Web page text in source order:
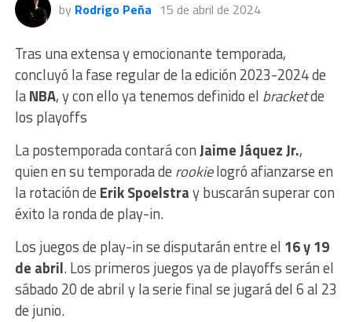
by Rodrigo Peña 15 de abril de 2024
Tras una extensa y emocionante temporada,
concluyó la fase regular de la edición 2023-2024 de
laNBA, y con ello ya tenemos definido el bracketde
los playoffs
La postemporada contará conJaime Jáquez Jr.,
quien en su temporada de rookielogró afianzarse en
la rotación de Erik Spoelstray buscarán superar con
éxito la ronda de play-in.
Los juegos de play-in se disputarán entre el 16 y 19
de abril. Los primeros juegos ya de playoffs serán el
sábado 20 de abril y la serie final se jugará del 6 al 23
de junio.